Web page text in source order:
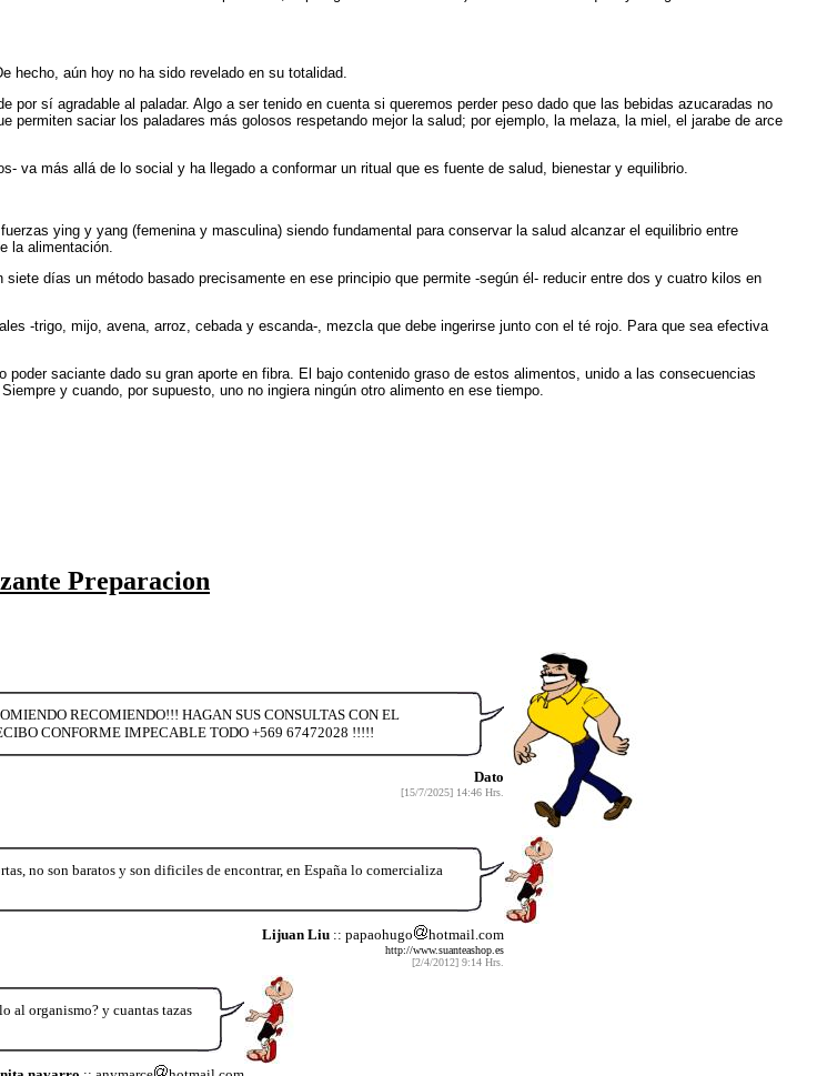
hecho, aún hoy no ha sido revelado en su totalidad.
sí agradable al paladar. Algo a ser tenido en cuenta si queremos perder peso dado que las bebidas azucaradas no
saciar los paladares más golosos respetando mejor la salud; por ejemplo, la melaza, la miel, el jarabe de arce
va más allá de lo social y ha llegado a conformar un ritual que es fuente de salud, bienestar y equilibrio.
ying y yang (femenina y masculina) siendo fundamental para conservar la salud alcanzar el equilibrio entre
la alimentación.
días un método basado precisamente en ese principio que permite -según él- reducir entre dos y cuatro kilos en
-trigo, mijo, avena, arroz, cebada y escanda-, mezcla que debe ingerirse junto con el té rojo. Para que sea efectiva
saciante dado su gran aporte en fibra. El bajo contenido graso de estos alimentos, unido a las consecuencias
y cuando, por supuesto, uno no ingiera ningún otro alimento en ese tiempo.
Preparacion
RECOMIENDO!!! HAGAN SUS CONSULTAS CON EL
CONFORME IMPECABLE TODO +569 67472028 !!!!!
Dato
[15/7/2025] 14:46 Hrs.
no son baratos y son dificiles de encontrar, en España lo comercializa
Lijuan Liu:: papaohugo hotmail.com
http://www.suanteashop.es
[2/4/2012] 9:14 Hrs.
al organismo? y cuantas tazas